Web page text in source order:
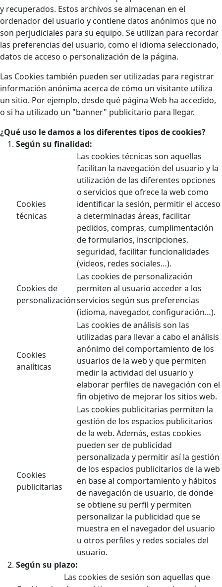
y recuperados. Estos archivos se almacenan en el
ordenador del usuario y contiene datos anónimos que no
son perjudiciales para su equipo. Se utilizan para recordar
las preferencias del usuario, como el idioma seleccionado,
datos de acceso o personalización de la página.
Las Cookies también pueden ser utilizadas para registrar
información anónima acerca de cómo un visitante utiliza
un sitio. Por ejemplo, desde qué página Web ha accedido,
o si ha utilizado un "banner" publicitario para llegar.
¿Qué uso le damos a los diferentes tipos de cookies?
Según su finalidad:
Cookies
técnicas
Las cookies técnicas son aquellas
facilitan la navegación del usuario y la
utilización de las diferentes opciones
o servicios que ofrece la web como
identificar la sesión, permitir el acceso
a determinadas áreas, facilitar
pedidos, compras, cumplimentación
de formularios, inscripciones,
seguridad, facilitar funcionalidades
(videos, redes sociales…).
Cookies de
personalización
Las cookies de personalización
permiten al usuario acceder a los
servicios según sus preferencias
(idioma, navegador, configuración…).
Cookies
analíticas
Las cookies de análisis son las
utilizadas para llevar a cabo el análisis
anónimo del comportamiento de los
usuarios de la web y que permiten
medir la actividad del usuario y
elaborar perfiles de navegación con el
fin objetivo de mejorar los sitios web.
Cookies
publicitarias
Las cookies publicitarias permiten la
gestión de los espacios publicitarios
de la web. Además, estas cookies
pueden ser de publicidad
personalizada y permitir así la gestión
de los espacios publicitarios de la web
en base al comportamiento y hábitos
de navegación de usuario, de donde
se obtiene su perfil y permiten
personalizar la publicidad que se
muestra en el navegador del usuario
u otros perfiles y redes sociales del
usuario.
Según su plazo:
Las cookies de sesión son aquellas que